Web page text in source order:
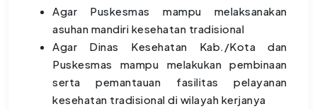
Agar Puskesmas mampu melaksanakan
asuhan mandiri kesehatan tradisional
Agar Dinas Kesehatan Kab./Kota dan
Puskesmas mampu melakukan pembinaan
serta pemantauan fasilitas pelayanan
kesehatan tradisional di wilayah kerjanya